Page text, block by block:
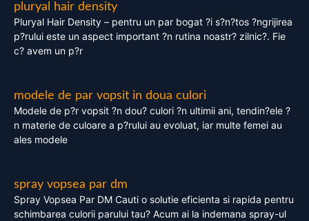
pluryal hair density
Pluryal Hair Density – pentru un par bogat ?i s?n?tos ?ngrijirea
p?rului este un aspect important ?n rutina noastr? zilnic?. Fie
c? avem un p?r
modele de par vopsit in doua culori
Modele de p?r vopsit ?n dou? culori ?n ultimii ani, tendin?ele ?
n materie de culoare a p?rului au evoluat, iar multe femei au
ales modele
spray vopsea par dm
Spray Vopsea Par DM Cauti o solutie eficienta si rapida pentru
schimbarea culorii parului tau? Acum ai la indemana spray-ul